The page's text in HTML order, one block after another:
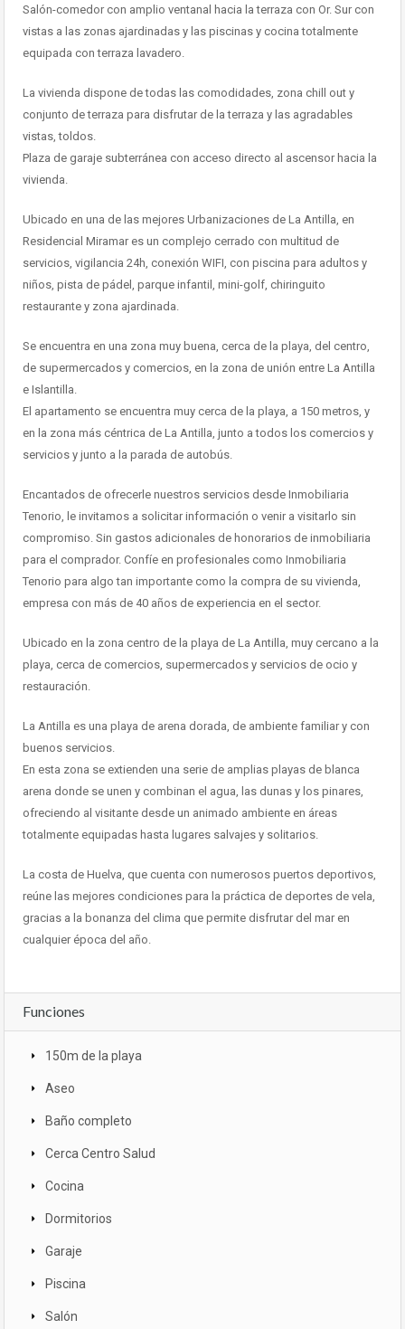
Salón-comedor con amplio ventanal hacia la terraza con Or. Sur con
vistas a las zonas ajardinadas y las piscinas y cocina totalmente
equipada con terraza lavadero.
La vivienda dispone de todas las comodidades, zona chill out y
conjunto de terraza para disfrutar de la terraza y las agradables
vistas, toldos.
Plaza de garaje subterránea con acceso directo al ascensor hacia la
vivienda.
Ubicado en una de las mejores Urbanizaciones de La Antilla, en
Residencial Miramar es un complejo cerrado con multitud de
servicios, vigilancia 24h, conexión WIFI, con piscina para adultos y
niños, pista de pádel, parque infantil, mini-golf, chiringuito
restaurante y zona ajardinada.
Se encuentra en una zona muy buena, cerca de la playa, del centro,
de supermercados y comercios, en la zona de unión entre La Antilla
e Islantilla.
El apartamento se encuentra muy cerca de la playa, a 150 metros, y
en la zona más céntrica de La Antilla, junto a todos los comercios y
servicios y junto a la parada de autobús.
Encantados de ofrecerle nuestros servicios desde Inmobiliaria
Tenorio, le invitamos a solicitar información o venir a visitarlo sin
compromiso. Sin gastos adicionales de honorarios de inmobiliaria
para el comprador. Confíe en profesionales como Inmobiliaria
Tenorio para algo tan importante como la compra de su vivienda,
empresa con más de 40 años de experiencia en el sector.
Ubicado en la zona centro de la playa de La Antilla, muy cercano a la
playa, cerca de comercios, supermercados y servicios de ocio y
restauración.
La Antilla es una playa de arena dorada, de ambiente familiar y con
buenos servicios.
En esta zona se extienden una serie de amplias playas de blanca
arena donde se unen y combinan el agua, las dunas y los pinares,
ofreciendo al visitante desde un animado ambiente en áreas
totalmente equipadas hasta lugares salvajes y solitarios.
La costa de Huelva, que cuenta con numerosos puertos deportivos,
reúne las mejores condiciones para la práctica de deportes de vela,
gracias a la bonanza del clima que permite disfrutar del mar en
cualquier época del año.
Funciones
150m de la playa
Aseo
Baño completo
Cerca Centro Salud
Cocina
Dormitorios
Garaje
Piscina
Salón